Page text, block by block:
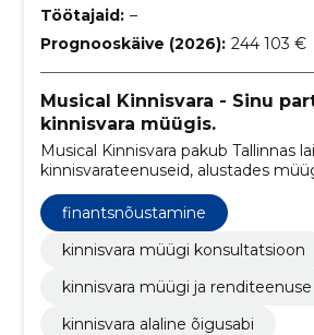
Töötajaid: –
Prognooskäive (2026): 244 103 €
Musical Kinnisvara - Sinu
kinnisvara müügis.
Musical Kinnisvara pakub Tallinnas
kinnisvarateenuseid, alustades
kuni mini moodulmajade,
õigusabi ja laenuteenusteni.
finantsnõustamine
kinnisvara müügi konsultatsioon
kinnisvara müügi ja
kinnisvara alaline õigusabi